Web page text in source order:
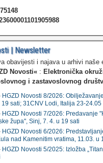
| Newsletter
obavijesti i najava u arhivi naše
Novosti« : Elektronička
i zastavoslovnog
HGZD Novosti 8/2026:
19 sati; 31CNV Lodi, Italija 23-24.05
HGZD Novosti 7/2026: Predavanje
župa", Sinj, 7. 4. u 19 sati
HGZD Novosti 6/2026:
nad Kamenitim vratima, 11.03. u
HGZD Novosti 5/2025: Izložba